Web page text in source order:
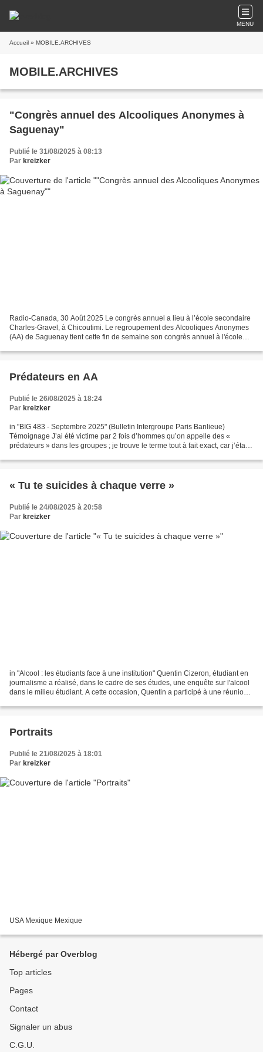
MENU
Accueil » MOBILE.ARCHIVES
MOBILE.ARCHIVES
"Congrès annuel des Alcooliques Anonymes à
Saguenay"
Publié le 31/08/2025 à 08:13
Par kreizker
Radio-Canada, 30 Août 2025 Le congrès annuel a lieu à l’école secondaire
Charles-Gravel, à Chicoutimi. Le regroupement des Alcooliques Anonymes
(AA) de Saguenay tient cette fin de semaine son congrès annuel à l'école
Prédateurs en AA
Publié le 26/08/2025 à 18:24
Par kreizker
in "BIG 483 - Septembre 2025" (Bulletin Intergroupe Paris Banlieue)
Témoignage J’ai été victime par 2 fois d’hommes qu’on appelle des «
prédateurs » dans les groupes ; je trouve le terme tout à fait exact, car j’étais
« Tu te suicides à chaque verre »
Publié le 24/08/2025 à 20:58
Par kreizker
in "Alcool : les étudiants face à une institution" Quentin Cizeron, étudiant en
journalisme a réalisé, dans le cadre de ses études, une enquête sur l'alcool
dans le milieu étudiant. A cette occasion, Quentin a participé à une réunion
Portraits
Publié le 21/08/2025 à 18:01
Par kreizker
USA Mexique Mexique
Hébergé par Overblog
Top articles
Pages
Contact
Signaler un abus
C.G.U.